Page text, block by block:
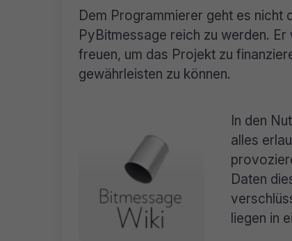
Dem Programmierer geht es nicht
PyBitmessage reich zu werden.
freuen, um das Projekt zu
gewährleisten zu können.
In den
alles
Daten
liegen in